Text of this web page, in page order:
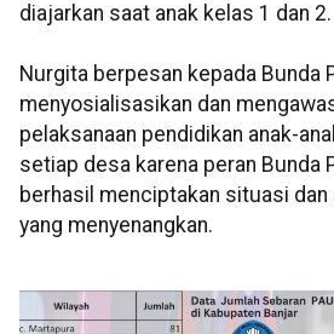
diajarkan saat anak kelas 1 dan 2.
Nurgita berpesan kepada Bunda
menyosialisasikan dan
pelaksanaan pendidikan anak-
setiap desa karena peran Bunda
berhasil menciptakan situasi
yang menyenangkan.